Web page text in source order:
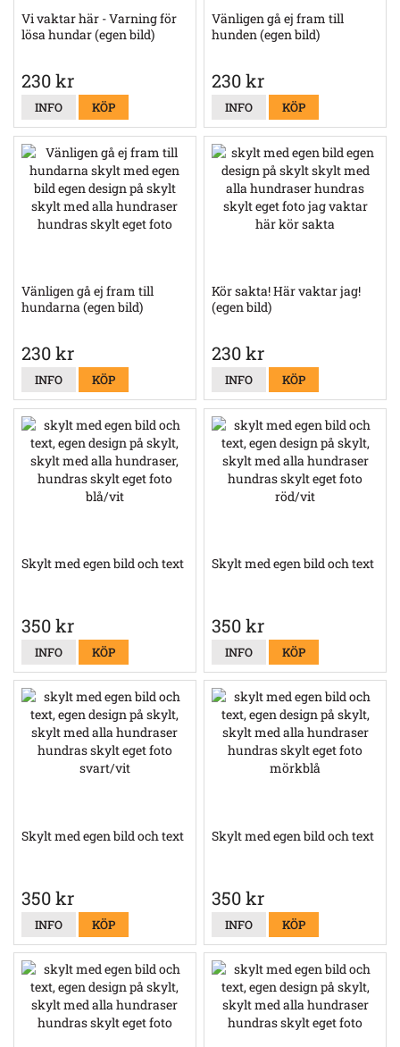
Vi vaktar här - Varning för
lösa hundar (egen bild)
230 kr
INFO KÖP
Vänligen gå ej fram till
hunden (egen bild)
230 kr
INFO KÖP
Vänligen gå ej fram till
hundarna (egen bild)
230 kr
INFO KÖP
Kör sakta! Här vaktar jag!
(egen bild)
230 kr
INFO KÖP
Skylt med egen bild och text
350 kr
INFO KÖP
Skylt med egen bild och text
350 kr
INFO KÖP
Skylt med egen bild och text
350 kr
INFO KÖP
Skylt med egen bild och text
350 kr
INFO KÖP